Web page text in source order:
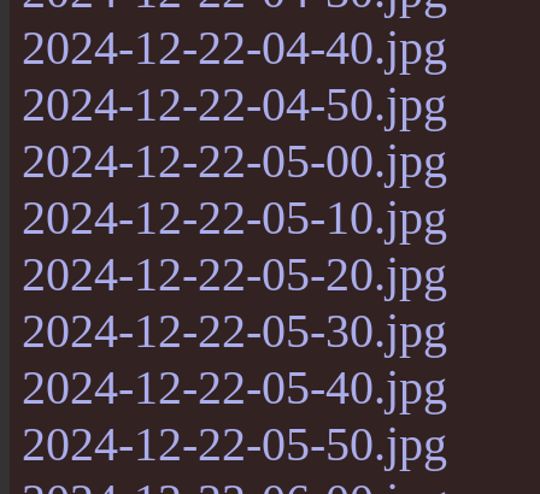
2024-12-22-04-40.jpg
2024-12-22-04-50.jpg
2024-12-22-05-00.jpg
2024-12-22-05-10.jpg
2024-12-22-05-20.jpg
2024-12-22-05-30.jpg
2024-12-22-05-40.jpg
2024-12-22-05-50.jpg